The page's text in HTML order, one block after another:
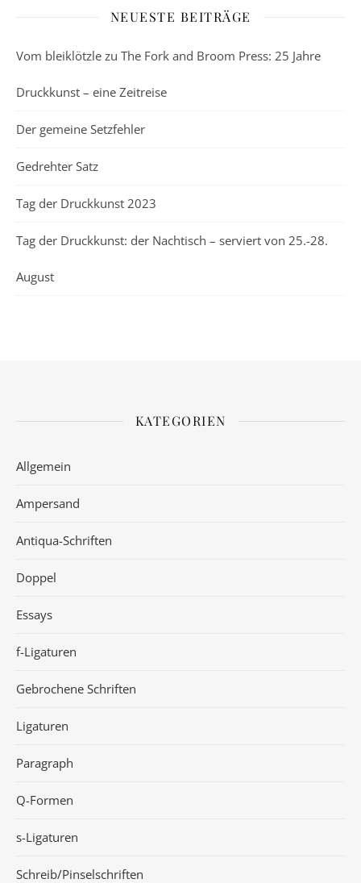
NEUESTE BEITRÄGE
Vom bleiklötzle zu The Fork and Broom Press: 25 Jahre
Druckkunst – eine Zeitreise
Der gemeine Setzfehler
Gedrehter Satz
Tag der Druckkunst 2023
Tag der Druckkunst: der Nachtisch – serviert von 25.-28.
August
KATEGORIEN
Allgemein
Ampersand
Antiqua-Schriften
Doppel
Essays
f-Ligaturen
Gebrochene Schriften
Ligaturen
Paragraph
Q-Formen
s-Ligaturen
Schreib/Pinselschriften